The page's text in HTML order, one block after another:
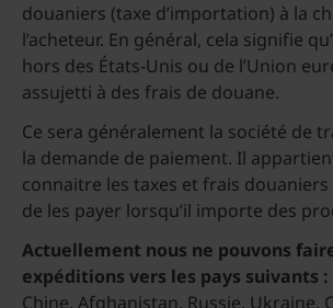
douaniers (taxe d’importation) à la
l’acheteur. En général, cela signifie
hors des États-Unis ou de l’Union
assujetti à des frais de douane.
Ce sera généralement la société de
la demande de paiement. Il
connaitre les taxes et frais douaniers
de les payer lorsqu’il importe des
Actuellement nous ne pouvons
expéditions vers les pays suivants :
Chine, Afghanistan, Russie, Ukraine,